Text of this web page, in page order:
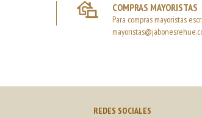
COMPRAS MAYORISTAS
Para compras mayoristas
REDES SOCIALES